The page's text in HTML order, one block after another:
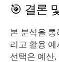
🎯 결론
본 분석을
리고 활용
선택은 예산,